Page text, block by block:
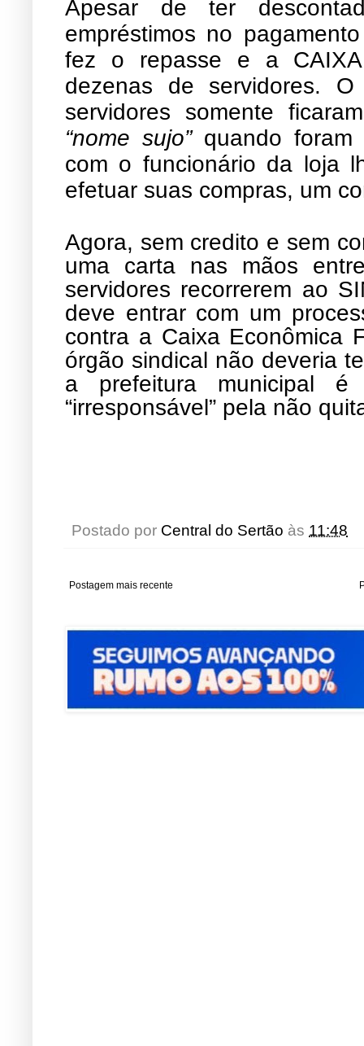
Apesar de ter
empréstimos no
fez o repasse e a
dezenas de servidores.
servidores somente
“nome sujo”quando foram
com o funcionário da loja
efetuar suas compras, um
Agora, sem credito e sem
uma carta nas mãos
servidores recorrerem ao
deve entrar com um
contra a Caixa Econômica
órgão sindical não deveria
a prefeitura municipal é
“irresponsável” pela não
Postado por Central do Sertão às 11:48
Postagem mais recente